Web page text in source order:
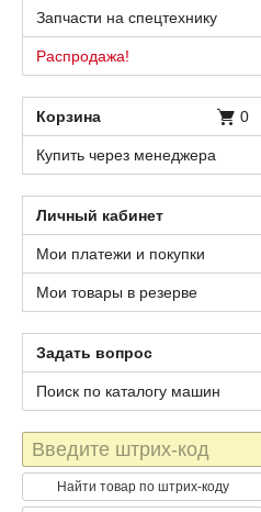
Запчасти на спецтехнику
Распродажа!
Корзина 0
Купить через менеджера
Личный кабинет
Мои платежи и покупки
Мои товары в резерве
Задать вопрос
Поиск по каталогу машин
Штрих-
код
Найти товар по штрих-коду